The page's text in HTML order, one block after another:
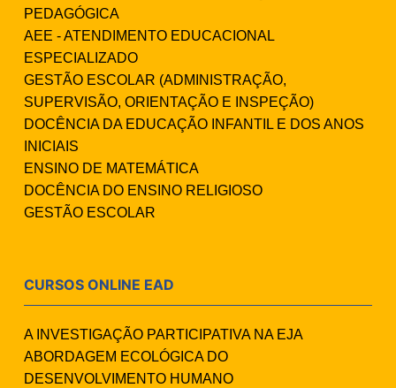
PEDAGÓGICA
AEE - ATENDIMENTO EDUCACIONAL
ESPECIALIZADO
GESTÃO ESCOLAR (ADMINISTRAÇÃO,
SUPERVISÃO, ORIENTAÇÃO E INSPEÇÃO)
DOCÊNCIA DA EDUCAÇÃO INFANTIL E DOS ANOS
INICIAIS
ENSINO DE MATEMÁTICA
DOCÊNCIA DO ENSINO RELIGIOSO
GESTÃO ESCOLAR
CURSOS ONLINE EAD
A INVESTIGAÇÃO PARTICIPATIVA NA EJA
ABORDAGEM ECOLÓGICA DO
DESENVOLVIMENTO HUMANO